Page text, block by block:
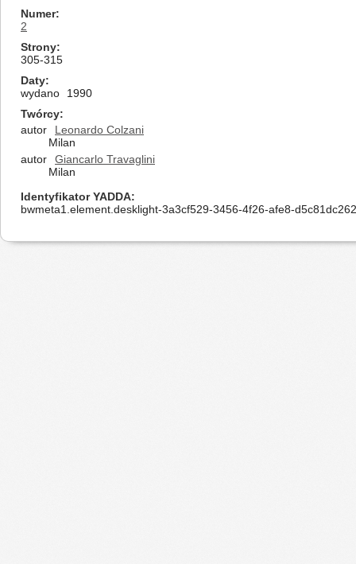
Numer
2
Strony
305-315
Daty
wydano
1990
Twórcy
autor
Leonardo Colzani
Milan
autor
Giancarlo Travaglini
Milan
Identyfikator YADDA
bwmeta1.element.desklight-3a3cf529-3456-4f26-afe8-